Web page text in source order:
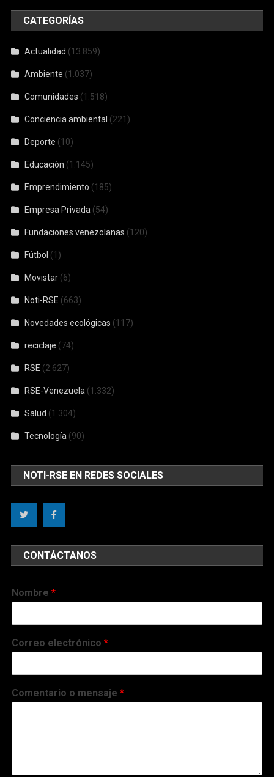
CATEGORÍAS
Actualidad (13.859)
Ambiente (1.037)
Comunidades (1.518)
Conciencia ambiental (221)
Deporte (10)
Educación (1.145)
Emprendimiento (185)
Empresa Privada (54)
Fundaciones venezolanas (120)
Fútbol (1)
Movistar (6)
Noti-RSE (663)
Novedades ecológicas (117)
reciclaje (74)
RSE (2.627)
RSE-Venezuela (1.332)
Salud (1.304)
Tecnología (90)
NOTI-RSE EN REDES SOCIALES
CONTÁCTANOS
Nombre*
Correo electrónico*
Comentario o mensaje*